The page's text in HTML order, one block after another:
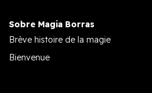
Sobre Magia Borras
Brève histoire de la magie
Bienvenue